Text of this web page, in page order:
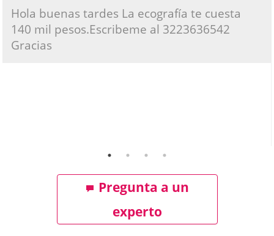
Hola buenas tardes La ecografía te cuesta
140 mil pesos.Escribeme al 3223636542
Gracias
Pregunta a un
experto